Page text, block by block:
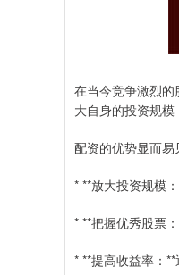
在当今竞争激烈
大自身的投资规模
配资的优势显而易
* **放大投资规模
* **把握优秀股票
* **提高收益率：